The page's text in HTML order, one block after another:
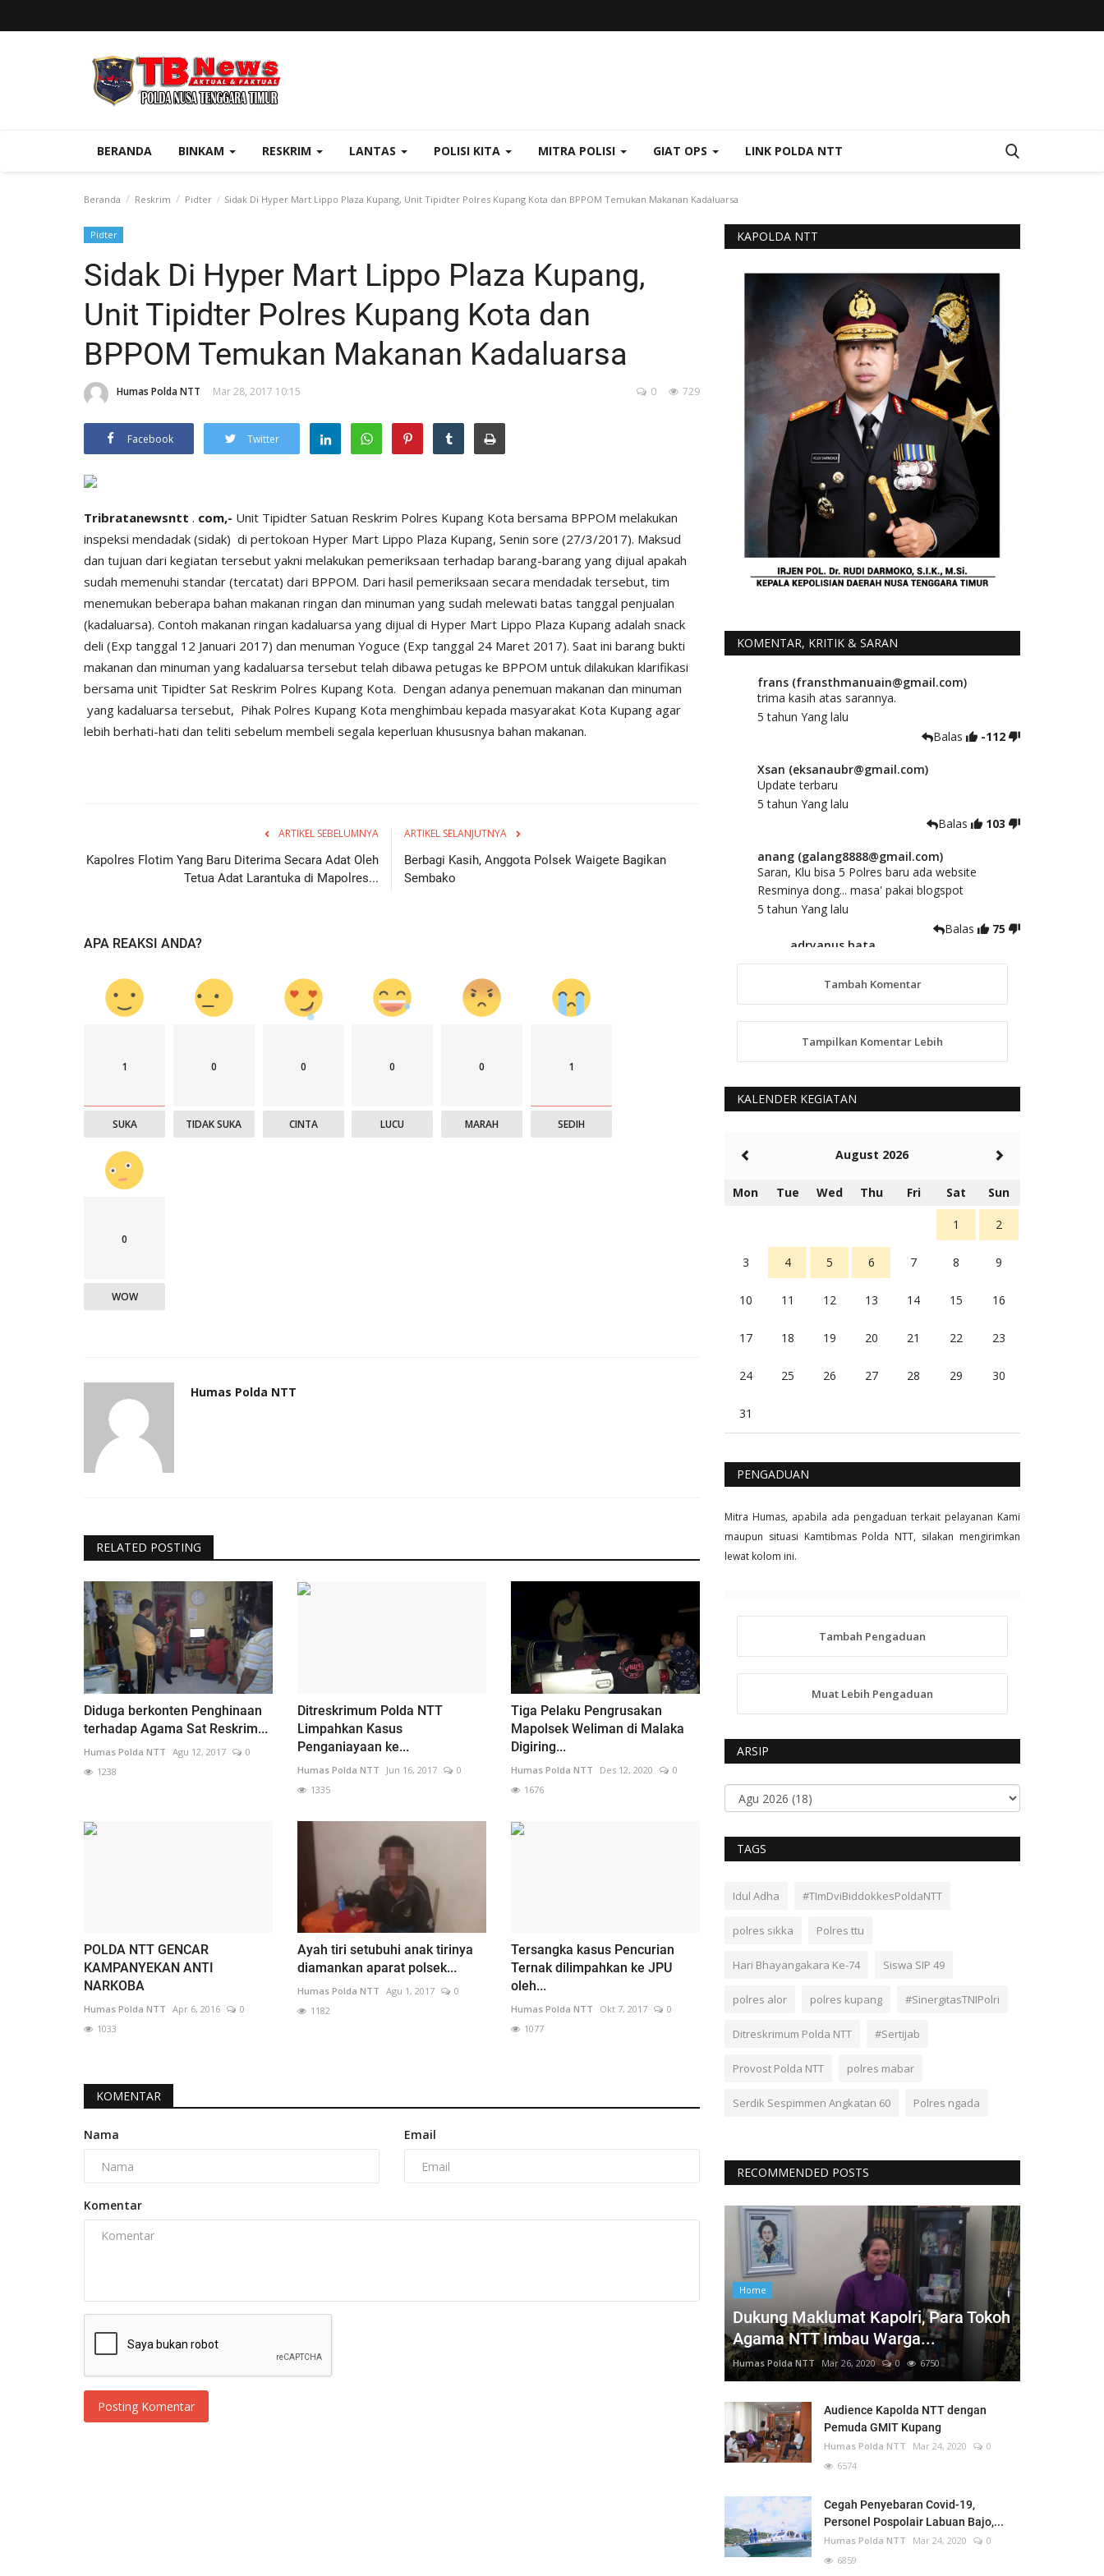
BERANDA BINKAM RESKRIM LANTAS POLISI KITA MITRA POLISI GIAT OPS LINK POLDA NTT
Beranda Reskrim Pidter Sidak Di Hyper Mart Lippo Plaza Kupang, Unit Tipidter Polres Kupang Kota dan BPPOM Temukan Makanan Kadaluarsa
Pidter
Sidak Di Hyper Mart Lippo Plaza Kupang,
Unit Tipidter Polres Kupang Kota dan
BPPOM Temukan Makanan Kadaluarsa
Humas Polda NTT Mar 28, 2017 10:15 729
0
Facebook Twitter
Tribratanewsntt . com,- Unit Tipidter Satuan Reskrim Polres Kupang Kota bersama BPPOM melakukan
inspeksi mendadak (sidak) di pertokoan Hyper Mart Lippo Plaza Kupang, Senin sore (27/3/2017). Maksud
dan tujuan dari kegiatan tersebut yakni melakukan pemeriksaan terhadap barang-barang yang dijual apakah
sudah memenuhi standar (tercatat) dari BPPOM. Dari hasil pemeriksaan secara mendadak tersebut, tim
menemukan beberapa bahan makanan ringan dan minuman yang sudah melewati batas tanggal penjualan
(kadaluarsa). Contoh makanan ringan kadaluarsa yang dijual di Hyper Mart Lippo Plaza Kupang adalah snack
deli (Exp tanggal 12 Januari 2017) dan menuman Yoguce (Exp tanggal 24 Maret 2017). Saat ini barang bukti
makanan dan minuman yang kadaluarsa tersebut telah dibawa petugas ke BPPOM untuk dilakukan klarifikasi
bersama unit Tipidter Sat Reskrim Polres Kupang Kota. Dengan adanya penemuan makanan dan minuman
yang kadaluarsa tersebut, Pihak Polres Kupang Kota menghimbau kepada masyarakat Kota Kupang agar
lebih berhati-hati dan teliti sebelum membeli segala keperluan khususnya bahan makanan.
ARTIKEL SEBELUMNYA
Kapolres Flotim Yang Baru Diterima Secara Adat Oleh
Tetua Adat Larantuka di Mapolres...
ARTIKEL SELANJUTNYA
Berbagi Kasih, Anggota Polsek Waigete Bagikan
Sembako
APA REAKSI ANDA?
1
SUKA
0
TIDAK SUKA
0
CINTA
0
LUCU
0
MARAH
1
SEDIH
0
WOW
Humas Polda NTT
RELATED POSTING
Diduga berkonten Penghinaan
terhadap Agama Sat Reskrim...
Humas Polda NTT Agu 12, 2017
0
1238
Ditreskrimum Polda NTT
Limpahkan Kasus
Penganiayaan ke...
Humas Polda NTT Jun 16, 2017
0
1335
Tiga Pelaku Pengrusakan
Mapolsek Weliman di Malaka
Digiring...
Humas Polda NTT Des 12, 2020
0
1676
POLDA NTT GENCAR
KAMPANYEKAN ANTI
NARKOBA
Humas Polda NTT Apr 6, 2016
0
1033
Ayah tiri setubuhi anak tirinya
diamankan aparat polsek...
Humas Polda NTT Agu 1, 2017
0
1182
Tersangka kasus Pencurian
Ternak dilimpahkan ke JPU
oleh...
Humas Polda NTT Okt 7, 2017
0
1077
KOMENTAR
Nama Email
Komentar
Posting Komentar
KAPOLDA NTT
KOMENTAR, KRITIK & SARAN
frans (fransthmanuain@gmail.com)
trima kasih atas sarannya.
5 tahun Yang lalu
Balas
-112
Xsan (eksanaubr@gmail.com)
Update terbaru
5 tahun Yang lalu
Balas
103
anang (galang8888@gmail.com)
Saran, Klu bisa 5 Polres baru ada website
Resminya dong... masa' pakai blogspot
5 tahun Yang lalu
Balas
75
adryanus bata
kami tindaklanjuti
5 tahun Yang lalu
88
anggy (anakkaos@gmail.com)
Sumba Barat Aman, Trmksih Pak Polisi
5 tahun Yang lalu
Rambu (rambu03@gmail.com)
5 tahun Yang lalu
Balas
16
Tambah Komentar
Tampilkan Komentar Lebih
KALENDER KEGIATAN
August 2026
Mon Tue Wed Thu Fri Sat Sun
1 2
3 4 5 6 7 8 9
10 11 12 13 14 15 16
17 18 19 20 21 22 23
24 25 26 27 28 29 30
31
PENGADUAN
Mitra Humas, apabila ada pengaduan terkait pelayanan Kami
maupun situasi Kamtibmas Polda NTT, silakan mengirimkan
lewat kolom ini.
Tambah Pengaduan
Muat Lebih Pengaduan
ARSIP
TAGS
Idul Adha #TImDviBiddokkesPoldaNTT
polres sikka Polres ttu
Hari Bhayangakara Ke-74 Siswa SIP 49
polres alor polres kupang #SinergitasTNIPolri
Ditreskrimum Polda NTT #Sertijab
Provost Polda NTT polres mabar
Serdik Sespimmen Angkatan 60 Polres ngada
RECOMMENDED POSTS
Home
Dukung Maklumat Kapolri, Para Tokoh
Agama NTT Imbau Warga...
Humas Polda NTT Mar 26, 2020 0 6750
Audience Kapolda NTT dengan
Pemuda GMIT Kupang
Humas Polda NTT Mar 24, 2020
0
6574
Cegah Penyebaran Covid-19,
Personel Pospolair Labuan Bajo,...
Humas Polda NTT Mar 24, 2020
0
6859